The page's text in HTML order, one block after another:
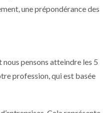
une prépondérance des
pensons atteindre les 5
profession, qui est basée